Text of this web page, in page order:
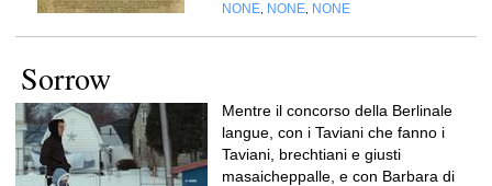
NONE NONE NONE
Sorrow
Mentre il concorso della Berlinale
langue, con i Taviani che fanno i
Taviani, brechtiani e giusti
masaicheppalle, e con Barbara di